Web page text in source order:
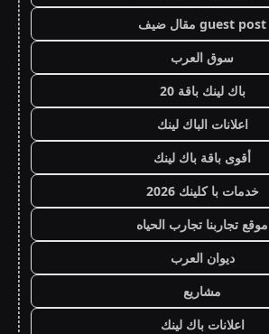
guest post مقال ضيف
سوق العرب
باك لينك باقة 20
اعلانات الباك لينك
أقوى باقة باك لينك
خدمات با كلينك 2026
موقع تجاربنا تجارب الحياه
ديوان العرب
مشاريع
اعلانات باك لينك